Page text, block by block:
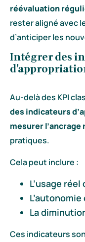
réévaluation
rester aligné avec
d’anticiper les
Intégrer des
Au-delà des KPI
des indicateurs
mesurer
pratiques.
Cela peut inclure :
L’usage
La
Ces indicateurs